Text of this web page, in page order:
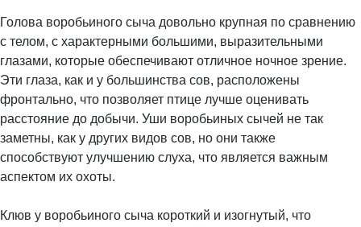
Голова воробьиного сыча довольно крупная по сравнению
с телом, с характерными большими, выразительными
глазами, которые обеспечивают отличное ночное зрение.
Эти глаза, как и у большинства сов, расположены
фронтально, что позволяет птице лучше оценивать
расстояние до добычи. Уши воробьиных сычей не так
заметны, как у других видов сов, но они также
способствуют улучшению слуха, что является важным
аспектом их охоты.
Клюв у воробьиного сыча короткий и изогнутый, что